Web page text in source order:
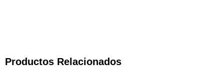
Productos Relacionados